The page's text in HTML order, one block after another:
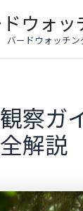
ウォッ
バードウォッチ
察ガ
解説